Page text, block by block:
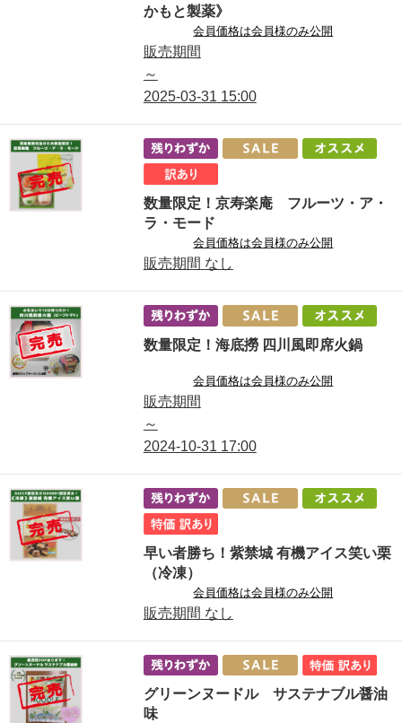
かもと製薬》
会員価格は会員様のみ公開
販売期間
～
2025-03-31 15:00
数量限定！京寿楽庵 フルーツ・ア・
ラ・モード
会員価格は会員様のみ公開
販売期間 なし
数量限定！海底撈 四川風即席火鍋
会員価格は会員様のみ公開
販売期間
～
2024-10-31 17:00
早い者勝ち！紫禁城 有機アイス笑い栗
（冷凍）
会員価格は会員様のみ公開
販売期間 なし
グリーンヌードル サステナブル醤油
味